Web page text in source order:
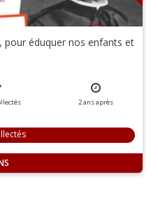
pour éduquer nos enfants et
2ansaprès